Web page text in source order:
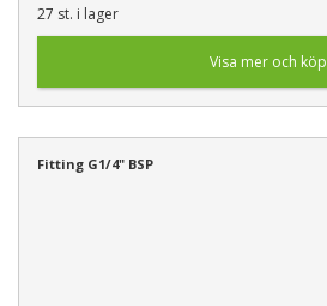
27 st. i lager
Visa mer och köp
Fitting G1/4" BSP